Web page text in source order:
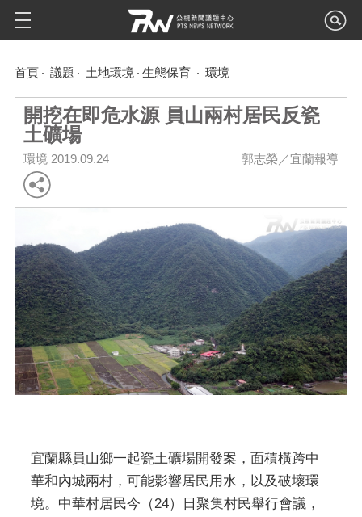
首頁 議題 土地環境 生態保育 環境
開挖在即危水源 員山兩村居民反瓷
土礦場
環境 2019.09.24 郭志榮／宜蘭報導
宜蘭縣員山鄉一起瓷土礦場開發案，面積橫跨中
華和內城兩村，可能影響居民用水，以及破壞環
境。中華村居民今（24）日聚集村民舉行會議，